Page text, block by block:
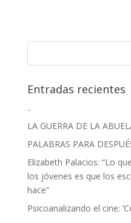
Entradas recientes
..
LA GUERRA DE LA
PALABRAS PARA
Elizabeth Palacios: “Lo
los jóvenes es que los
hace”
Psicoanalizando el cine: